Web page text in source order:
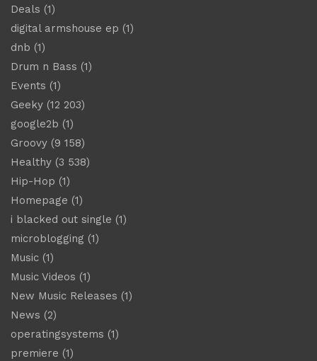
Deals (1)
digital armshouse ep (1)
dnb (1)
Drum n Bass (1)
Events (1)
Geeky (12 203)
google2b (1)
Groovy (9 158)
Healthy (3 538)
Hip-Hop (1)
Homepage (1)
i blacked out single (1)
microblogging (1)
Music (1)
Music Videos (1)
New Music Releases (1)
News (2)
operatingsystems (1)
premiere (1)